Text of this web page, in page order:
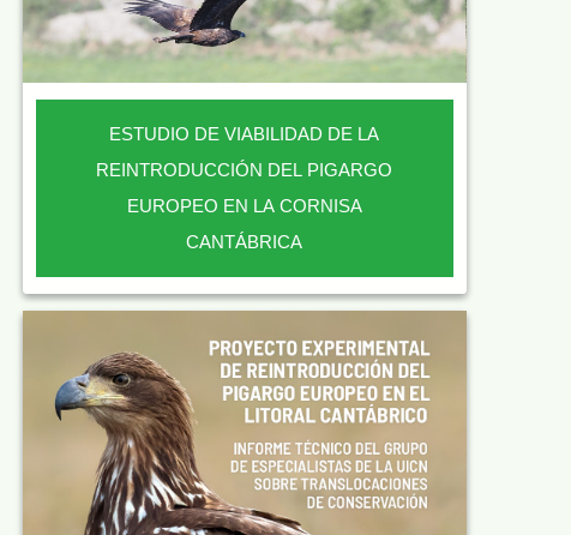
ESTUDIO DE VIABILIDAD DE LA
REINTRODUCCIÓN DEL PIGARGO
EUROPEO EN LA CORNISA
CANTÁBRICA